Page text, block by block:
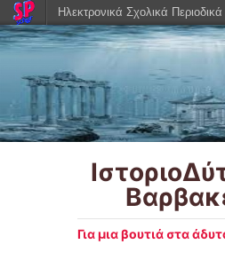
Για μια βουτιά στα
Ηλεκτρονικά Σχολικά